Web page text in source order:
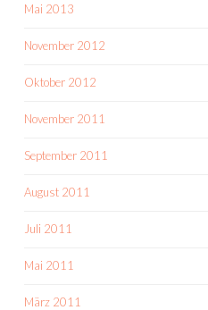
Mai 2013
November 2012
Oktober 2012
November 2011
September 2011
August 2011
Juli 2011
Mai 2011
März 2011